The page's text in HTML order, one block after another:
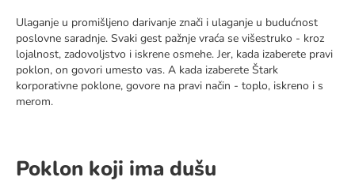
Ulaganje u promišljeno darivanje znači i ulaganje u budućnost
poslovne saradnje. Svaki gest pažnje vraća se višestruko - kroz
lojalnost, zadovoljstvo i iskrene osmehe. Jer, kada izaberete pravi
poklon, on govori umesto vas. A kada izaberete Štark
korporativne poklone, govore na pravi način - toplo, iskreno i s
merom.
Poklon koji ima dušu